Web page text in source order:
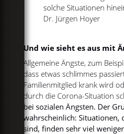
solche Situationen
Dr. Jürgen Hoyer
Und wie sieht es aus mit
Allgemeine Ängste, zum
dass etwas schlimmes
Familienmitglied krank wird
durch die Corona-Situation
bei sozialen Ängsten. Der
wahrscheinlich: Situationen,
sind, finden sehr viel